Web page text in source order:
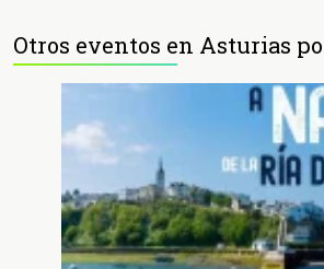
Otros eventos en Asturias